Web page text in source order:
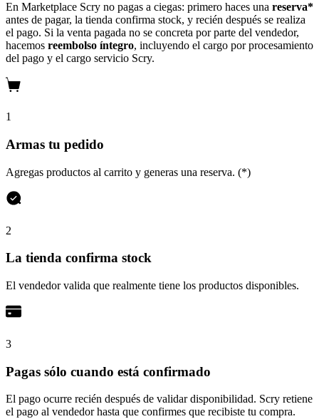
En Marketplace Scry no pagas a ciegas: primero haces una reserva*
antes de pagar, la tienda confirma stock, y recién después se realiza
el pago. Si la venta pagada no se concreta por parte del vendedor,
hacemos reembolso íntegro, incluyendo el cargo por procesamiento
del pago y el cargo servicio Scry.
1
Armas tu pedido
Agregas productos al carrito y generas una reserva. (*)
2
La tienda confirma stock
El vendedor valida que realmente tiene los productos disponibles.
3
Pagas sólo cuando está confirmado
El pago ocurre recién después de validar disponibilidad. Scry retiene
el pago al vendedor hasta que confirmes que recibiste tu compra.